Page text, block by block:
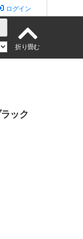
ログイン
ック